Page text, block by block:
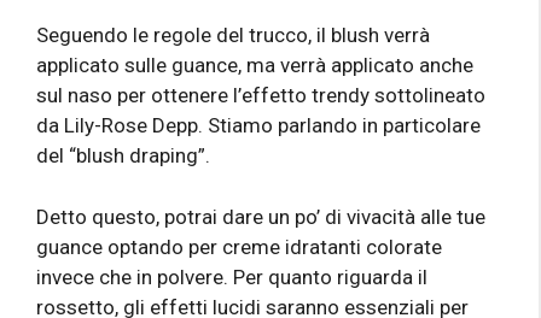
Seguendo le regole del trucco, il blush verrà
applicato sulle guance, ma verrà applicato anche
sul naso per ottenere l’effetto trendy sottolineato
da Lily-Rose Depp. Stiamo parlando in particolare
del “blush draping”.
Detto questo, potrai dare un po’ di vivacità alle tue
guance optando per creme idratanti colorate
invece che in polvere. Per quanto riguarda il
rossetto, gli effetti lucidi saranno essenziali per